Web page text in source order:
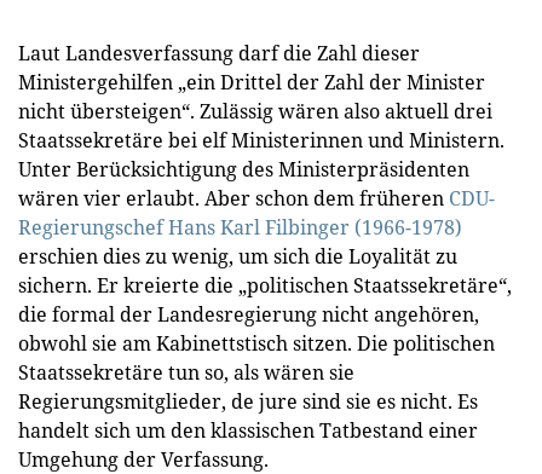
Laut Landesverfassung darf die Zahl dieser
Ministergehilfen „ein Drittel der Zahl der Minister
nicht übersteigen“. Zulässig wären also aktuell drei
Staatssekretäre bei elf Ministerinnen und Ministern.
Unter Berücksichtigung des Ministerpräsidenten
wären vier erlaubt. Aber schon dem früheren CDU-
Regierungschef Hans Karl Filbinger (1966-1978)
erschien dies zu wenig, um sich die Loyalität zu
sichern. Er kreierte die „politischen Staatssekretäre“,
die formal der Landesregierung nicht angehören,
obwohl sie am Kabinettstisch sitzen. Die politischen
Staatssekretäre tun so, als wären sie
Regierungsmitglieder, de jure sind sie es nicht. Es
handelt sich um den klassischen Tatbestand einer
Umgehung der Verfassung.